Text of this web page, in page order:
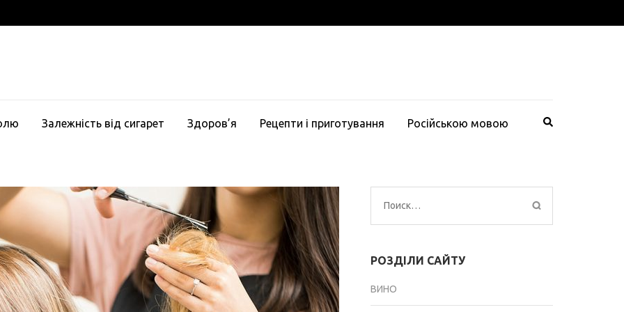
Залежність від сигарет Здоров’я Рецепти і приготування Російською мовою
Найти:
РОЗДІЛИ САЙТУ
ВИНО